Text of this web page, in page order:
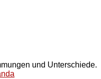
und Unterschiede.